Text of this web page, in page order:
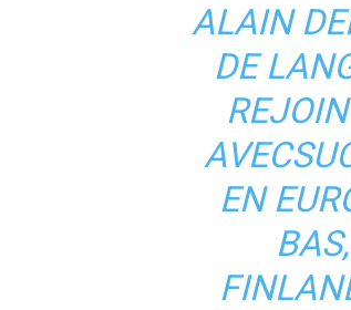
ALAIN
DE
EN